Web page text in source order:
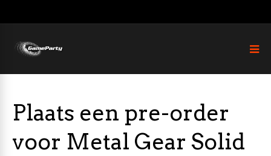
Plaats een pre-order
voor Metal Gear Solid